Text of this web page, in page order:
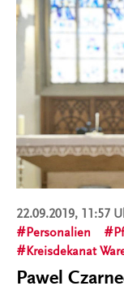
22.09.2019, 11:57
Personalien
Kreisdekanat
Pawel